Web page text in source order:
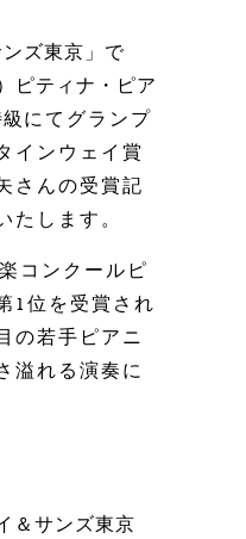
ンズ東京」で
ピティナ・ピア
にてグランプ
インウェイ賞
さんの受賞記
します。
コンクールピ
1位を受賞され
の若手ピアニ
溢れる演奏に
＆サンズ東京